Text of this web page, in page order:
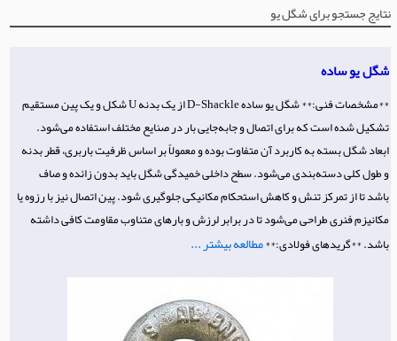
نتایج جستجو برای شگل یو
شگل یو ساده
**مشخصات فنی:** شگل یو ساده D-Shackle از یک بدنه U شکل و یک پین مستقیم
تشکیل شده است که برای اتصال و جابه‌جایی بار در صنایع مختلف استفاده می‌شود.
ابعاد شگل بسته به کاربرد آن متفاوت بوده و معمولاً بر اساس ظرفیت باربری، قطر بدنه
و طول کلی دسته‌بندی می‌شود. سطح داخلی خمیدگی شگل باید بدون زائده و صاف
باشد تا از تمرکز تنش و کاهش استحکام مکانیکی جلوگیری شود. پین اتصال نیز با رزوه یا
مکانیزم فنری طراحی می‌شود تا در برابر لرزش و بارهای متناوب مقاومت کافی داشته
باشد. **گریدهای فولادی:**مطالعه بیشتر ...